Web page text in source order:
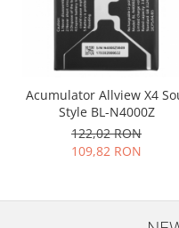
Blackberry
E-BODA
Google
Motorola
Acumulator Allview X4
Style BL-N4000Z
122,02 RON
109,82 RON